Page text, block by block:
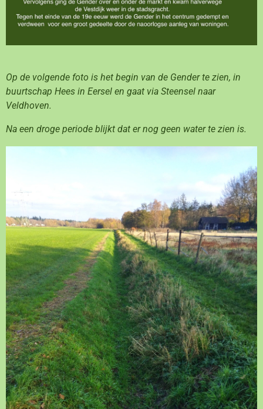
Op de volgende foto is het begin van de Gender te zien, in
buurtschap Hees in Eersel en gaat via Steensel naar
Veldhoven.
Na een droge periode blijkt dat er nog geen water te zien is.